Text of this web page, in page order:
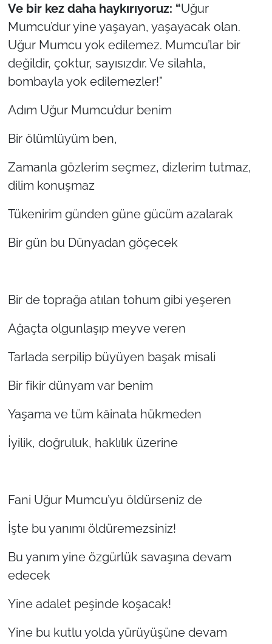
Ve bir kez daha haykırıyoruz: “Uğur
Mumcu’dur yine yaşayan, yaşayacak olan.
Uğur Mumcu yok edilemez. Mumcu’lar bir
değildir, çoktur, sayısızdır. Ve silahla,
bombayla yok edilemezler!”
Adım Uğur Mumcu’dur benim
Bir ölümlüyüm ben,
Zamanla gözlerim seçmez, dizlerim tutmaz,
dilim konuşmaz
Tükenirim günden güne gücüm azalarak
Bir gün bu Dünyadan göçecek
Bir de toprağa atılan tohum gibi yeşeren
Ağaçta olgunlaşıp meyve veren
Tarlada serpilip büyüyen başak misali
Bir fikir dünyam var benim
Yaşama ve tüm kâinata hükmeden
İyilik, doğruluk, haklılık üzerine
Fani Uğur Mumcu’yu öldürseniz de
İşte bu yanımı öldüremezsiniz!
Bu yanım yine özgürlük savaşına devam
edecek
Yine adalet peşinde koşacak!
Yine bu kutlu yolda yürüyüşüne devam